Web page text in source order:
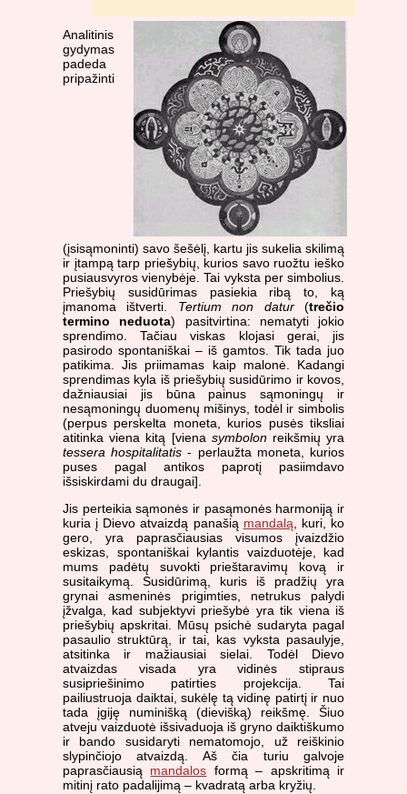
Analitinis
gydymas
padeda
pripažinti
(įsisąmoninti) savo šešėlį, kartu jis sukelia skilimą
ir įtampą tarp priešybių, kurios savo ruožtu ieško
pusiausvyros vienybėje. Tai vyksta per simbolius.
Priešybių susidūrimas pasiekia ribą to, ką
įmanoma ištverti. Tertium non datur(trečio
termino neduota) pasitvirtina: nematyti jokio
sprendimo. Tačiau viskas klojasi gerai, jis
pasirodo spontaniškai – iš gamtos. Tik tada juo
patikima. Jis priimamas kaip malonė. Kadangi
sprendimas kyla iš priešybių susidūrimo ir kovos,
dažniausiai jis būna painus sąmoningų ir
nesąmoningų duomenų mišinys, todėl ir simbolis
(perpus perskelta moneta, kurios pusės tiksliai
atitinka viena kitą [viena symbolonreikšmių yra
tessera hospitalitatis - perlaužta moneta, kurios
puses pagal antikos paprotį pasiimdavo
išsiskirdami du draugai].
Jis perteikia sąmonės ir pasąmonės harmoniją ir
kuria į Dievo atvaizdą panašią mandalą , kuri, ko
gero, yra paprasčiausias visumos įvaizdžio
eskizas, spontaniškai kylantis vaizduotėje, kad
mums padėtų suvokti prieštaravimų kovą ir
susitaikymą. Susidūrimą, kuris iš pradžių yra
grynai asmeninės prigimties, netrukus palydi
įžvalga, kad subjektyvi priešybė yra tik viena iš
priešybių apskritai. Mūsų psichė sudaryta pagal
pasaulio struktūrą, ir tai, kas vyksta pasaulyje,
atsitinka ir mažiausiai sielai. Todėl Dievo
atvaizdas visada yra vidinės stipraus
susipriešinimo patirties projekcija. Tai
pailiustruoja daiktai, sukėlę tą vidinę patirtį ir nuo
tada įgiję numinišką (dievišką) reikšmę. Šiuo
atveju vaizduotė išsivaduoja iš gryno daiktiškumo
ir bando susidaryti nematomojo, už reiškinio
slypinčiojo atvaizdą. Aš čia turiu galvoje
paprasčiausią mandalos formą – apskritimą ir
mitinį rato padalijimą – kvadratą arba kryžių.